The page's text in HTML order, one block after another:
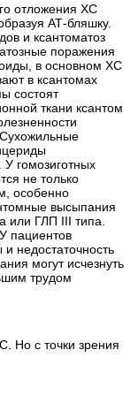
отложения ХС
АТ-бляшку.
и ксантоматоз
поражения
в основном ХС
в ксантомах
состоят
ткани ксантом
гомозиготных
не только
особенно
высыпания
или ГЛП III типа.
пациентов
недостаточность
могут исчезнуть
трудом
Но с точки зрения